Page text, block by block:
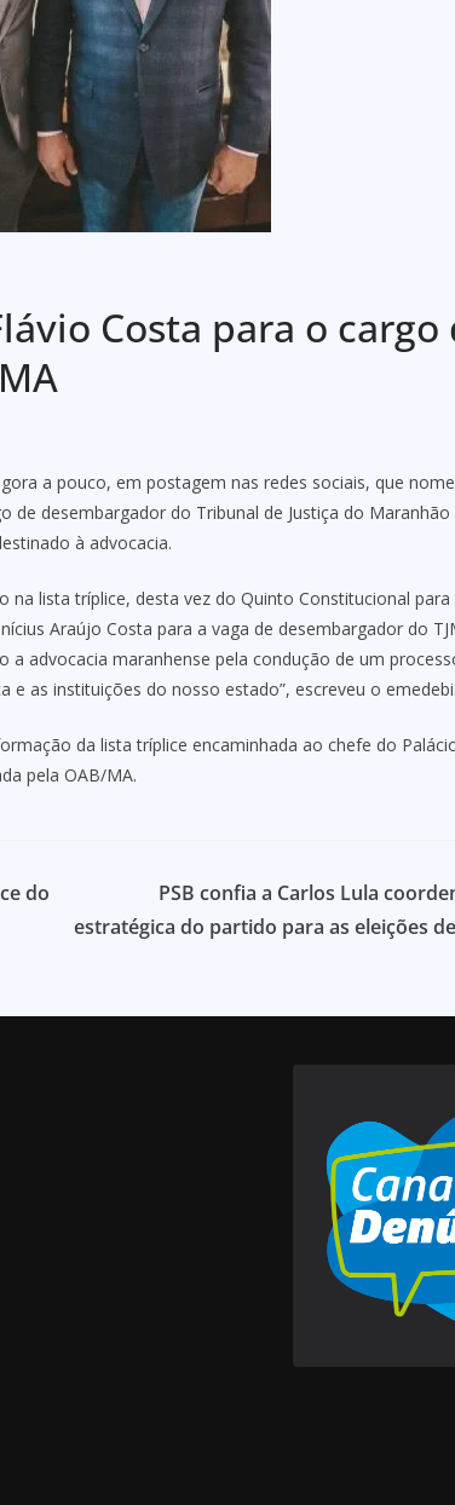
Costa para o cargo
a pouco, em postagem nas redes sociais, que
de desembargador do Tribunal de Justiça do Maranhão
à advocacia.
na lista tríplice, desta vez do Quinto Constitucional para
Araújo Costa para a vaga de desembargador do
advocacia maranhense pela condução de um
e as instituições do nosso estado”, escreveu o
da lista tríplice encaminhada ao chefe do
pela OAB/MA.
do
PSB confia a Carlos Lula
estratégica do partido para as eleições